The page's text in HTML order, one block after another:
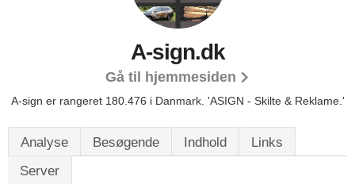
A-sign.dk
Gå til hjemmesiden
A-sign er rangeret 180.476 i Danmark. 'ASIGN - Skilte & Reklame.'
Analyse Besøgende Indhold
Links
Server